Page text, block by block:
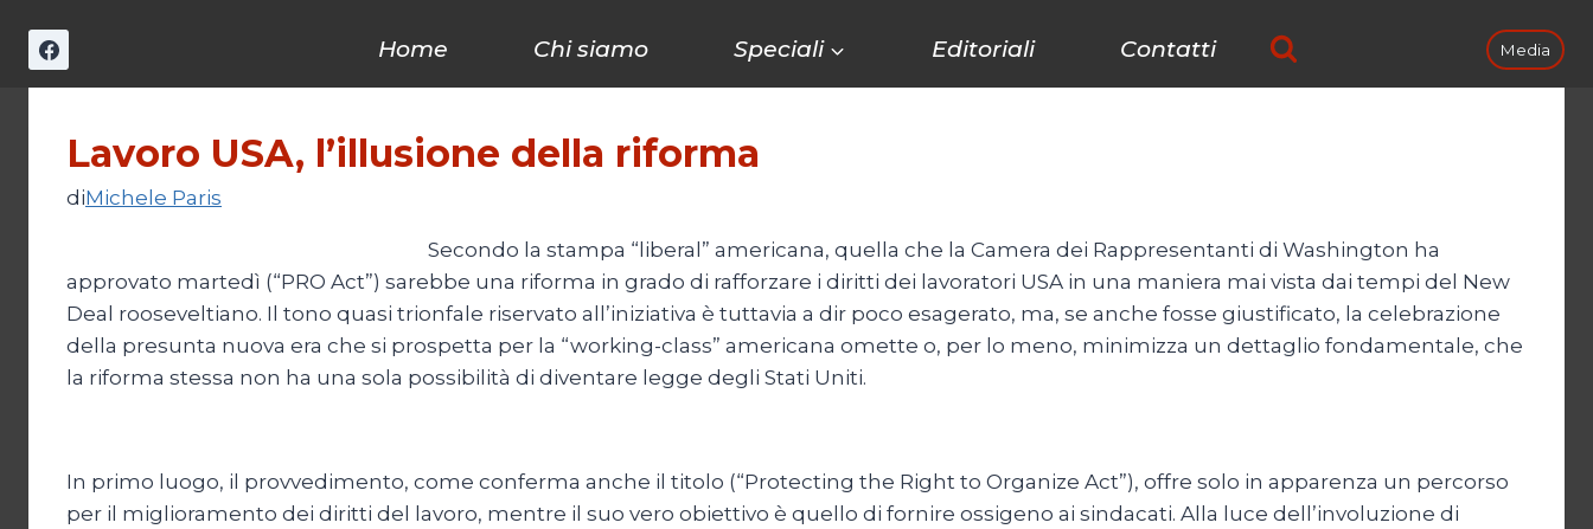
Home Chi siamo Speciali Editoriali Contatti Media
Lavoro USA, l’illusione della riforma
diMichele Paris
Secondo la stampa “liberal” americana, quella che la Camera dei Rappresentanti di Washington ha
approvato martedì (“PRO Act”) sarebbe una riforma in grado di rafforzare i diritti dei lavoratori USA in una maniera mai vista dai tempi del New
Deal rooseveltiano. Il tono quasi trionfale riservato all’iniziativa è tuttavia a dir poco esagerato, ma, se anche fosse giustificato, la celebrazione
della presunta nuova era che si prospetta per la “working-class” americana omette o, per lo meno, minimizza un dettaglio fondamentale, che
la riforma stessa non ha una sola possibilità di diventare legge degli Stati Uniti.
In primo luogo, il provvedimento, come conferma anche il titolo (“Protecting the Right to Organize Act”), offre solo in apparenza un percorso
per il miglioramento dei diritti del lavoro, mentre il suo vero obiettivo è quello di fornire ossigeno ai sindacati. Alla luce dell’involuzione di